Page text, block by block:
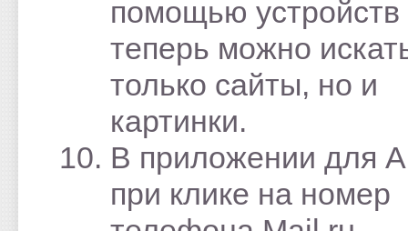
помощью устройств
теперь можно
только сайты, но и
картинки.
В приложении для
при клике на номер